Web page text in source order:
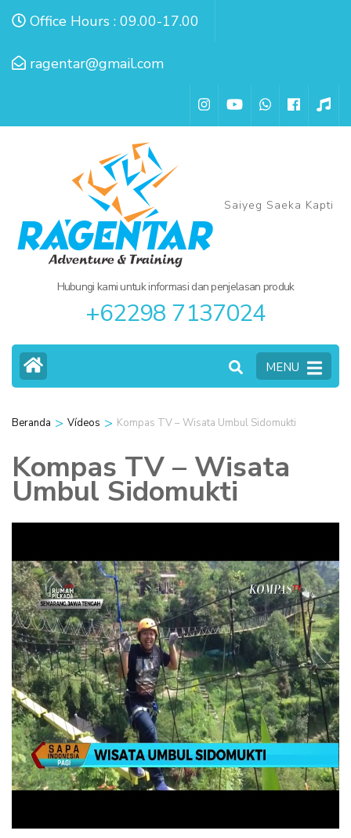
Lompat
konten
Office Hours : 09.00-17.00
ragentar@gmail.com
Saiyeg Saeka Kapti
Hubungi kami untuk informasi dan penjelasan produk
+62298 7137024
MENU
Beranda > Vídeos > Kompas TV – Wisata Umbul Sidomukti
Kompas TV – Wisata
Umbul Sidomukti